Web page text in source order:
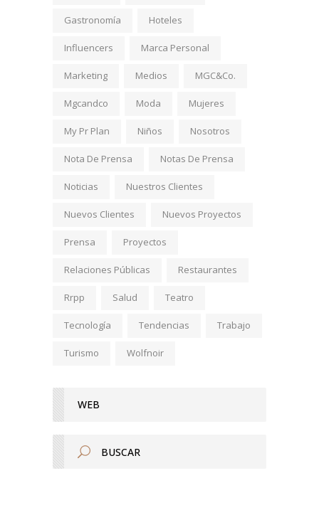
Gastronomía Hoteles
Influencers Marca Personal
Marketing Medios MGC&Co.
Mgcandco Moda Mujeres
My Pr Plan Niños Nosotros
Nota De Prensa Notas De Prensa
Noticias Nuestros Clientes
Nuevos Clientes Nuevos Proyectos
Prensa Proyectos
Relaciones Públicas Restaurantes
Rrpp Salud Teatro
Tecnología Tendencias Trabajo
Turismo Wolfnoir
WEB